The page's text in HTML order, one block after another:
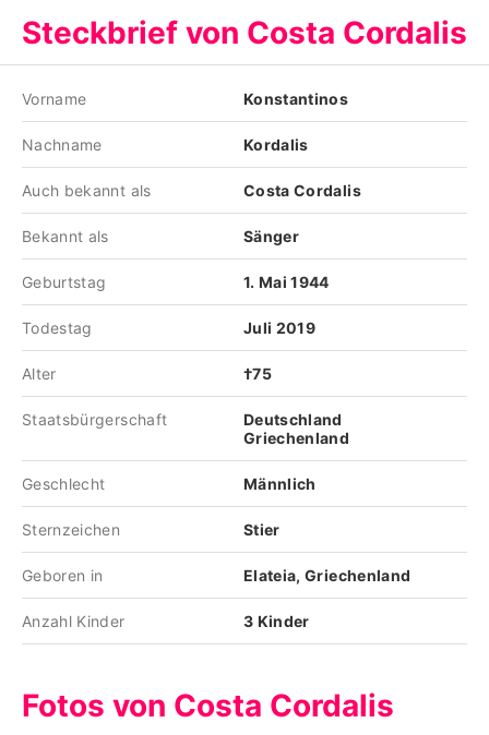
Nutzungsbedingungen
Utiq verwalten
Steckbrief von Costa Cordalis
Vorname Konstantinos
Nachname Kordalis
Auch bekannt als Costa Cordalis
Bekannt als Sänger
Geburtstag 1. Mai 1944
Todestag Juli 2019
Alter †75
Staatsbürgerschaft
Deutschland
Griechenland
Geschlecht Männlich
Sternzeichen Stier
Geboren in Elateia, Griechenland
Anzahl Kinder 3 Kinder
Fotos von Costa Cordalis